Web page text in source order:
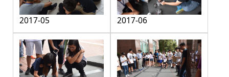
2017-05 2017-06